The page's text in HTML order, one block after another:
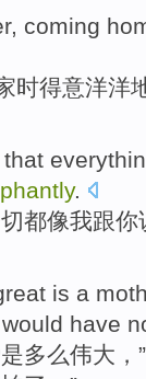
, coming
时得意洋洋
that
.
都像我跟你
is a
would have
是多么伟大 ，”